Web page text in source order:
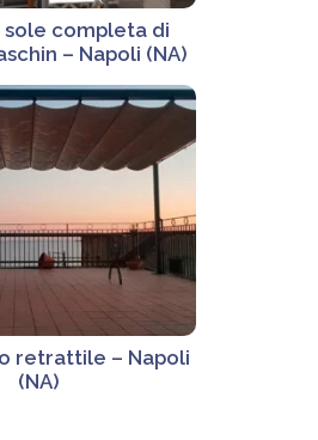
sole completa di
– Napoli (NA)
retrattile – Napoli
(NA)